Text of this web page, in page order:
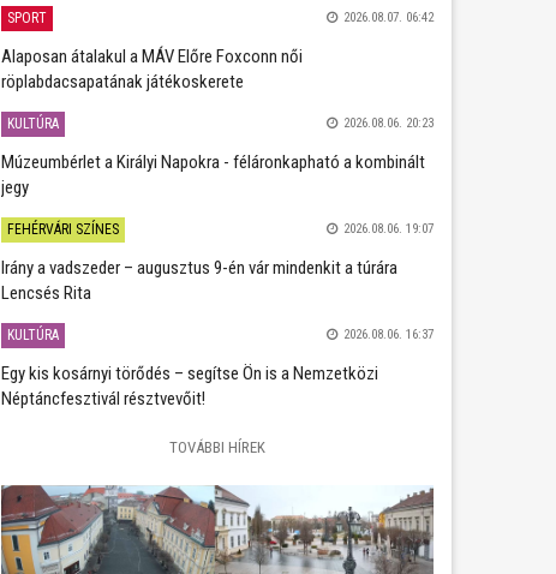
SPORT 2026.08.07. 06:42
Alaposan átalakul a MÁV Előre Foxconn női
röplabdacsapatának játékoskerete
KULTÚRA 2026.08.06. 20:23
Múzeumbérlet a Királyi Napokra - féláronkapható a kombinált
jegy
FEHÉRVÁRI SZÍNES 2026.08.06. 19:07
Irány a vadszeder – augusztus 9-én vár mindenkit a túrára
Lencsés Rita
KULTÚRA 2026.08.06. 16:37
Egy kis kosárnyi törődés – segítse Ön is a Nemzetközi
Néptáncfesztivál résztvevőit!
TOVÁBBI HÍREK